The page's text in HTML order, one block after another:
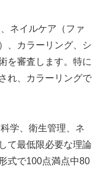
ネイルケア（ファ
、カラーリング、シ
を審査します。特に
れ、カラーリングで
学、衛生管理、ネ
て最低限必要な理論
式で100点満点中80